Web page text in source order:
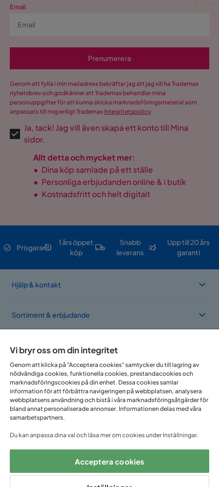
Email
Prenumerera
Genom att fylla i min mailadress bekräftar jag att jag vill ha Trademax
nyhetsbrev och godkänner att Trademax behandlar mina
personuppgifter för att kunna skicka marknadsföringsmaterial som
anpassats till mig enligt Trademax Integritetspolicy.
Ja, tack! Jag vill även skapa ett konto till Mina
sidor.
Allt detta och mycket mer:
• Dina köp samlade på ett ställe
• Personliga erbjudanden online & i butik
• Kostnadsfritt och helt digitalt
Prisgaranti
1 års öppet
köp
Snabb
leverans
Upp till 20 års
garanti
Hjälp & kontakt
Sortiment & erbjudande
Vi finns i flera länder
Följ oss på:
Vi bryr oss om din integritet
Genom att klicka på "Acceptera cookies" samtycker du till lagring av
nödvändiga cookies, funktionella cookies, prestandacookies och
marknadsföringscookies på din enhet. Dessa cookies samlar
information för att förbättra navigeringen på webbplatsen, analysera
webbplatsens användning och bistå i våra marknadsföringsåtgärder för
bland annat personaliserade annonser. Informationen delas med våra
samarbetspartners.
Du kan anpassa dina val och läsa mer om cookies under Inställningar.
Acceptera cookies